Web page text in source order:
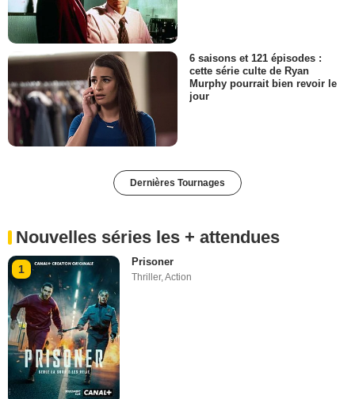
6 saisons et 121 épisodes :
cette série culte de Ryan
Murphy pourrait bien revoir le
jour
Dernières Tournages
Nouvelles séries les + attendues
1
Prisoner
Thriller,Action